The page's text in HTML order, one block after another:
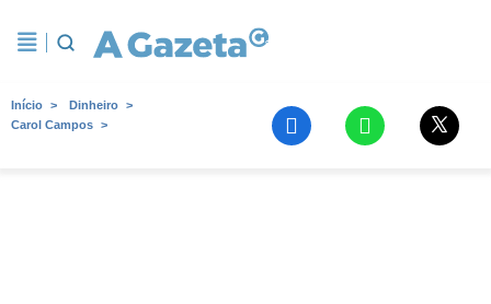
Início
Dinheiro
Carol Campos